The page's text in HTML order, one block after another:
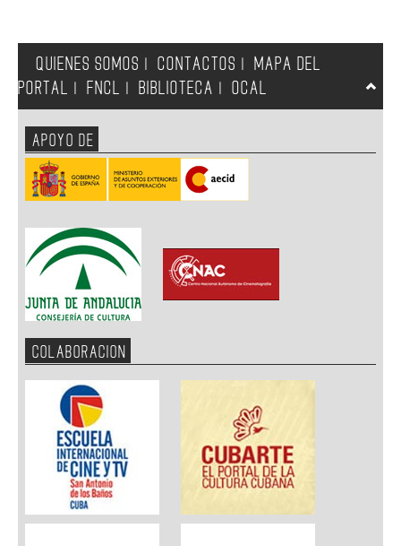
QUIENES SOMOS CONTACTOS
MAPA DEL
PORTAL
FNCL BIBLIOTECA OCAL
APOYO DE
COLABORACION